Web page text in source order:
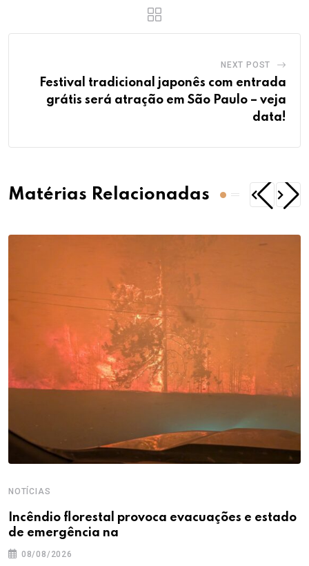
NEXT POST
Festival tradicional japonês com entrada
grátis será atração em São Paulo – veja
data!
Matérias Relacionadas
NOTÍCIAS
Incêndio florestal provoca evacuações e estado
de emergência na
08/08/2026